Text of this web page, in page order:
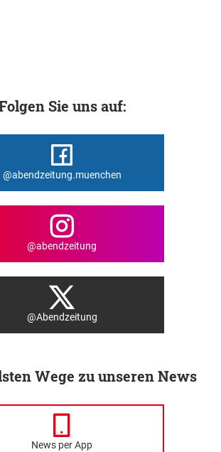
Sie uns auf:
@abendzeitung.muenchen
@abendzeitung
@Abendzeitung
Wege zu unseren News
News per App